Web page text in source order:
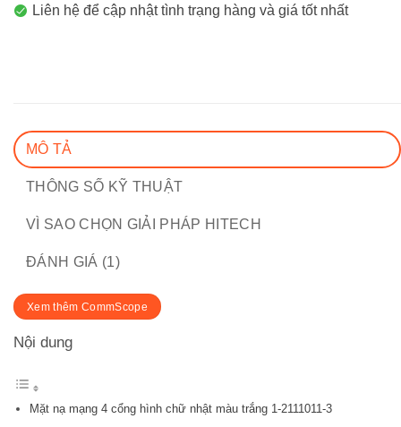
Liên hệ để cập nhật tình trạng hàng và giá tốt nhất
MÔ TẢ
THÔNG SỐ KỸ THUẬT
VÌ SAO CHỌN GIẢI PHÁP HITECH
ĐÁNH GIÁ (1)
Xem thêm CommScope
Nội dung
Mặt nạ mạng 4 cổng hình chữ nhật màu trắng 1-2111011-3